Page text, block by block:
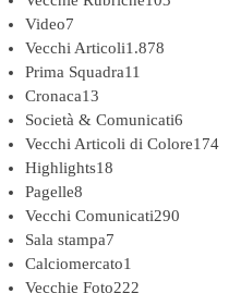
Video7
Vecchi Articoli1.878
Prima Squadra11
Cronaca13
Società & Comunicati6
Vecchi Articoli di Colore174
Highlights18
Pagelle8
Vecchi Comunicati290
Sala stampa7
Calciomercato1
Vecchie Foto222